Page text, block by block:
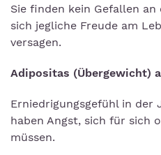
Sie finden kein Gefallen
sich jegliche Freude am
versagen.
Adipositas (Übergewicht)
Erniedrigungsgefühl in der
haben Angst, sich für sich
müssen.